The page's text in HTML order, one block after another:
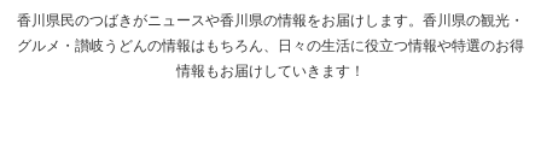
香川県民のつばきがニュースや香川県の情報をお届けします。香川県の観光・
グルメ・讃岐うどんの情報はもちろん、日々の生活に役立つ情報や特選のお得
情報もお届けしていきます！